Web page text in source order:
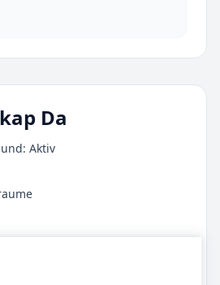
Da
Aktiv